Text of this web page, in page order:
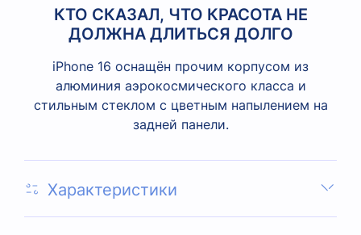
КТО СКАЗАЛ, ЧТО КРАСОТА НЕ
ДОЛЖНА ДЛИТЬСЯ ДОЛГО
iPhone 16 оснащён прочим корпусом из
алюминия аэрокосмического класса и
стильным стеклом с цветным напылением на
задней панели.
Характеристики